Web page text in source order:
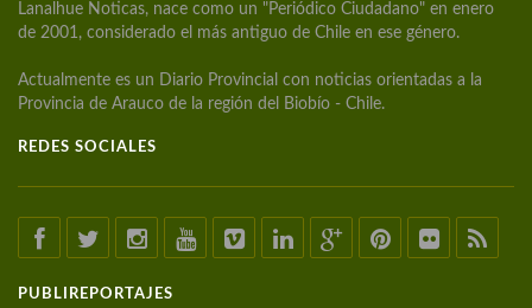
Lanalhue Noticas, nace como un "Periódico Ciudadano" en enero
de 2001, considerado el más antiguo de Chile en ese género.
Actualmente es un Diario Provincial con noticias orientadas a la
Provincia de Arauco de la región del Biobío - Chile.
REDES SOCIALES
PUBLIREPORTAJES